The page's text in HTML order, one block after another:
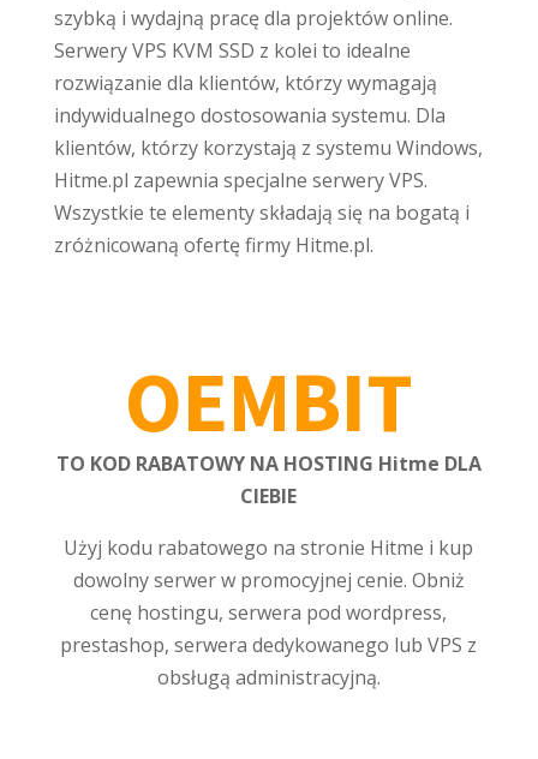
szybką i wydajną pracę dla projektów online.
Serwery VPS KVM SSD z kolei to idealne
rozwiązanie dla klientów, którzy wymagają
indywidualnego dostosowania systemu. Dla
klientów, którzy korzystają z systemu Windows,
Hitme.pl zapewnia specjalne serwery VPS.
Wszystkie te elementy składają się na bogatą i
zróżnicowaną ofertę firmy Hitme.pl.
OEMBIT
TO KOD RABATOWY NA HOSTING Hitme DLA
CIEBIE
Użyj kodu rabatowego na stronie Hitme i kup
dowolny serwer w promocyjnej cenie. Obniż
cenę hostingu, serwera pod wordpress,
prestashop, serwera dedykowanego lub VPS z
obsługą administracyjną.